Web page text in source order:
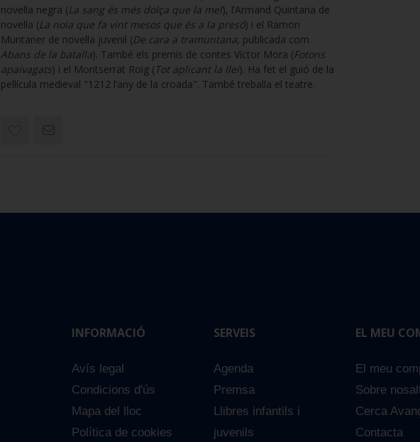
novel·la negra (La sang és més dolça que la mel), l’Armand Quintana de
novel·la (La noia que fa vint mesos que és a la presó) i el Ramon
Muntaner de novel·la juvenil (De cara a tramuntana, publicada com
Abans de la batalla). També els premis de contes Víctor Mora (Fotons
apaivagats) i el Montserrat Roig (Tot aplicant la llei). Ha fet el guió de la
pel·lícula medieval "1212 l’any de la croada". També treballa el teatre.
INFORMACIÓ
Avís legal
Condicions d'ús
Mapa del lloc
Política de cookies
SERVEIS
Agenda
Premsa
Llibres infantils i
juvenils
EL MEU
El meu
Sobre
Cerca
Contacta